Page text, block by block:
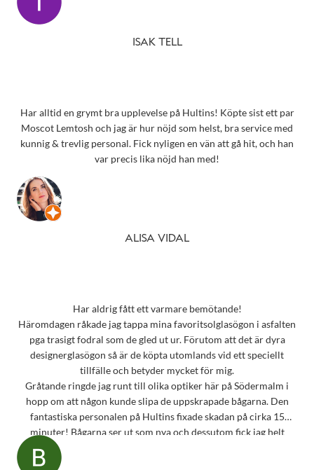
ISAK TELL
Har alltid en grymt bra upplevelse på Hultins! Köpte sist ett par
Moscot Lemtosh och jag är hur nöjd som helst, bra service med
kunnig & trevlig personal. Fick nyligen en vän att gå hit, och han
var precis lika nöjd han med!
ALISA VIDAL
Har aldrig fått ett varmare bemötande!
Häromdagen råkade jag tappa mina favoritsolglasögon i asfalten
pga trasigt fodral som de gled ut ur. Förutom att det är dyra
designerglasögon så är de köpta utomlands vid ett speciellt
tillfälle och betyder mycket för mig.
Gråtande ringde jag runt till olika optiker här på Södermalm i
hopp om att någon kunde slipa de uppskrapade bågarna. Den
fantastiska personalen på Hultins fixade skadan på cirka 15
minuter! Bågarna ser ut som nya och dessutom fick jag helt
oväntat en underbar gåva – ett sprillans nytt fodral från samma
märke som mina solglasögon! Vilken fantastisk service! Kommer